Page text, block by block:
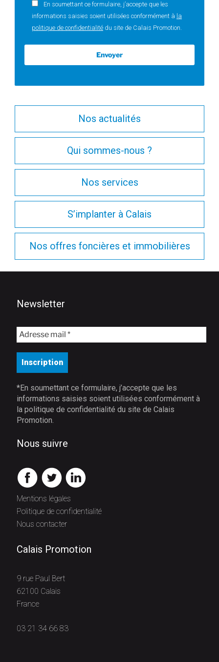
En soumettant ce formulaire, j’accepte que les
informations saisies soient utilisées conformément à la
politique de confidentialité du site de Calais Promotion.
Nos actualités
Qui sommes-nous ?
Nos services
S’implanter à Calais
Nos offres foncières et immobilières
Calais Promotion
9 rue Paul Bert
62100 Calais
France
03 21 34 66 83
Mentions légales
Politique de confidentialité
Nous contacter
Nous suivre
Newsletter
*En soumettant ce formulaire, j’accepte que les
informations saisies soient utilisées conformément à
la politique de confidentialité du site de Calais
Promotion.